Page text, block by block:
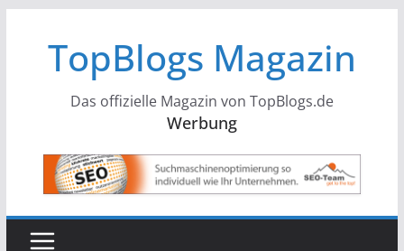
springenTopBlogs Magazin
Das offizielle Magazin von TopBlogs.de
Werbung